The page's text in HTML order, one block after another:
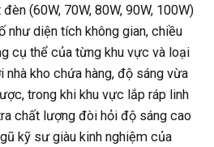
(60W, 70W, 80W, 90W, 100W)
như diện tích không gian, chiều
cụ thể của từng khu vực và loại
nhà kho chứa hàng, độ sáng vừa
trong khi khu vực lắp ráp linh
chất lượng đòi hỏi độ sáng cao
kỹ sư giàu kinh nghiệm của